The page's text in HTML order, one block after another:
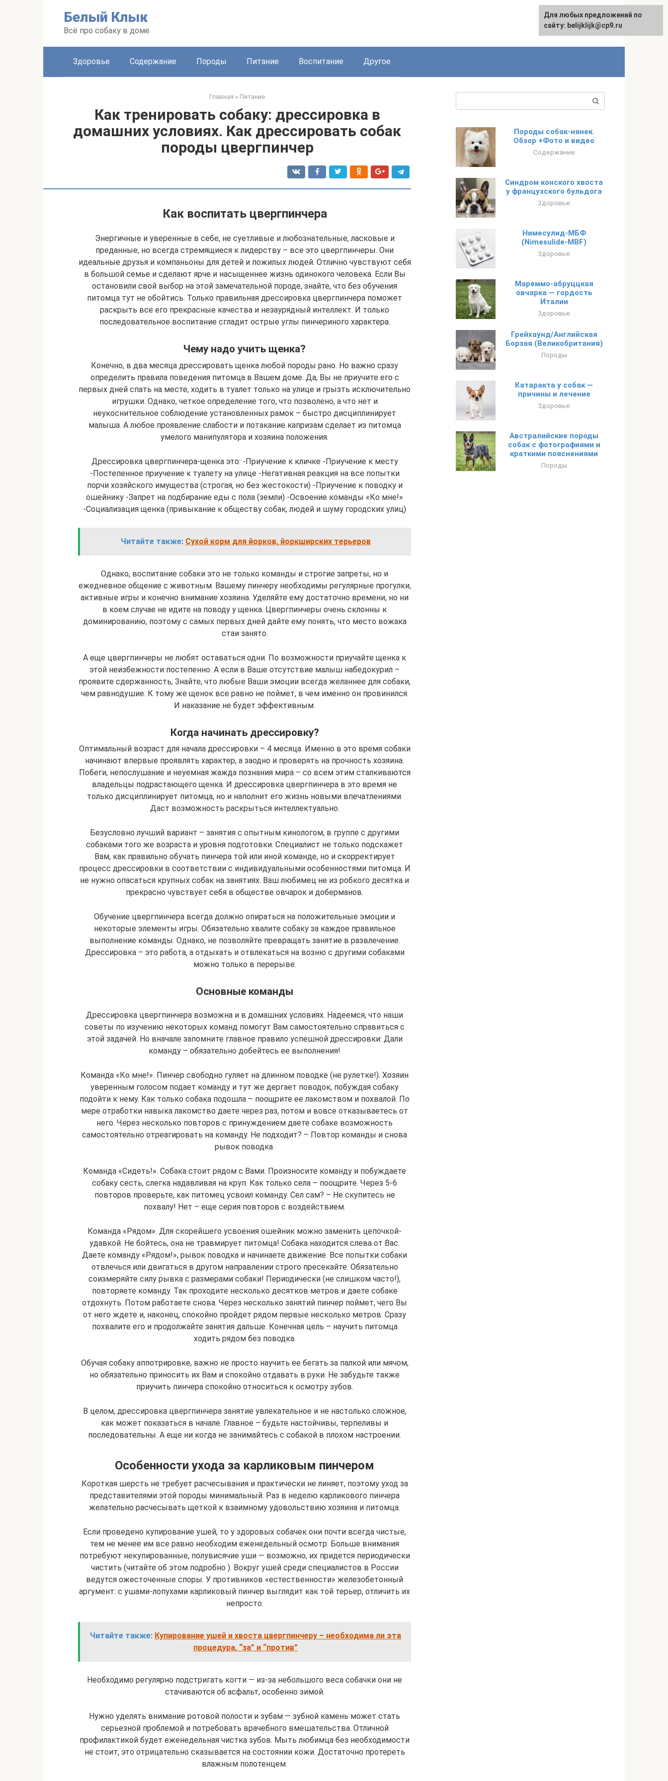
Белый Клык
Всё про собаку в доме
Здоровье Содержание Породы Питание Воспитание Другое
Главная » Питание
Как тренировать собаку: дрессировка в
домашних условиях. Как дрессировать собак
породы цвергпинчер
Как воспитать цвергпинчера
Энергичные и уверенные в себе, не суетливые и любознательные, ласковые и
преданные, но всегда стремящиеся к лидерству – все это цвергпинчеры. Они
идеальные друзья и компаньоны для детей и пожилых людей. Отлично чувствуют себя
в большой семье и сделают ярче и насыщеннее жизнь одинокого человека. Если Вы
остановили свой выбор на этой замечательной породе, знайте, что без обучения
питомца тут не обойтись. Только правильная дрессировка цвергпинчера поможет
раскрыть все его прекрасные качества и незаурядный интеллект. И только
последовательное воспитание сгладит острые углы пинчериного характера.
Чему надо учить щенка?
Конечно, в два месяца дрессировать щенка любой породы рано. Но важно сразу
определить правила поведения питомца в Вашем доме. Да, Вы не приучите его с
первых дней спать на месте, ходить в туалет только на улице и грызть исключительно
игрушки. Однако, четкое определение того, что позволено, а что нет и
неукоснительное соблюдение установленных рамок – быстро дисциплинирует
малыша. А любое проявление слабости и потакание капризам сделает из питомца
умелого манипулятора и хозяина положения.
Дрессировка цвергпинчера-щенка это: -Приучение к кличке -Приучение к месту
-Постепенное приучение к туалету на улице -Негативная реакция на все попытки
порчи хозяйского имущества (строгая, но без жестокости) -Приучение к поводку и
ошейнику -Запрет на подбирание еды с пола (земли) -Освоение команды «Ко мне!»
-Социализация щенка (привыкание к обществу собак, людей и шуму городских улиц)
Читайте также: Сухой корм для йорков, йоркширских терьеров
Однако, воспитание собаки это не только команды и строгие запреты, но и
ежедневное общение с животным. Вашему пинчеру необходимы регулярные прогулки,
активные игры и конечно внимание хозяина. Уделяйте ему достаточно времени, но ни
в коем случае не идите на поводу у щенка. Цвергпинчеры очень склонны к
доминированию, поэтому с самых первых дней дайте ему понять, что место вожака
стаи занято.
А еще цвергпинчеры не любят оставаться одни. По возможности приучайте щенка к
этой неизбежности постепенно. А если в Ваше отсутствие малыш набедокурил –
проявите сдержанность, Знайте, что любые Ваши эмоции всегда желаннее для собаки,
чем равнодушие. К тому же щенок все равно не поймет, в чем именно он провинился.
И наказание не будет эффективным.
Когда начинать дрессировку?
Оптимальный возраст для начала дрессировки – 4 месяца. Именно в это время собаки
начинают впервые проявлять характер, а заодно и проверять на прочность хозяина.
Побеги, непослушание и неуемная жажда познания мира – со всем этим сталкиваются
владельцы подрастающего щенка. И дрессировка цвергпинчера в это время не
только дисциплинирует питомца, но и наполнит его жизнь новыми впечатлениями.
Даст возможность раскрыться интеллектуально.
Безусловно лучший вариант – занятия с опытным кинологом, в группе с другими
собаками того же возраста и уровня подготовки. Специалист не только подскажет
Вам, как правильно обучать пинчера той или иной команде, но и скорректирует
процесс дрессировки в соответствии с индивидуальными особенностями питомца. И
не нужно опасаться крупных собак на занятиях. Ваш любимец не из робкого десятка и
прекрасно чувствует себя в обществе овчарок и доберманов.
Обучение цвергпинчера всегда должно опираться на положительные эмоции и
некоторые элементы игры. Обязательно хвалите собаку за каждое правильное
выполнение команды. Однако, не позволяйте превращать занятие в развлечение.
Дрессировка – это работа, а отдыхать и отвлекаться на возню с другими собаками
можно только в перерыве.
Основные команды
Дрессировка цвергпинчера возможна и в домашних условиях. Надеемся, что наши
советы по изучению некоторых команд помогут Вам самостоятельно справиться с
этой задачей. Но вначале запомните главное правило успешной дрессировки: Дали
команду – обязательно добейтесь ее выполнения!
Команда «Ко мне!». Пинчер свободно гуляет на длинном поводке (не рулетке!). Хозяин
уверенным голосом подает команду и тут же дергает поводок, побуждая собаку
подойти к нему. Как только собака подошла – поощрите ее лакомством и похвалой. По
мере отработки навыка лакомство даете через раз, потом и вовсе отказываетесь от
него. Через несколько повторов с принуждением даете собаке возможность
самостоятельно отреагировать на команду. Не подходит? – Повтор команды и снова
рывок поводка.
Команда «Сидеть!». Собака стоит рядом с Вами. Произносите команду и побуждаете
собаку сесть, слегка надавливая на круп. Как только села – поощрите. Через 5-6
повторов проверьте, как питомец усвоил команду. Сел сам? – Не скупитесь не
похвалу! Нет – еще серия повторов с воздействием.
Команда «Рядом». Для скорейшего усвоения ошейник можно заменить цепочкой-
удавкой. Не бойтесь, она не травмирует питомца! Собака находится слева от Вас.
Даете команду «Рядом!», рывок поводка и начинаете движение. Все попытки собаки
отвлечься или двигаться в другом направлении строго пресекайте. Обязательно
соизмеряйте силу рывка с размерами собаки! Периодически (не слишком часто!),
повторяете команду. Так проходите несколько десятков метров и даете собаке
отдохнуть. Потом работаете снова. Через несколько занятий пинчер поймет, чего Вы
от него ждете и, наконец, спокойно пройдет рядом первые несколько метров. Сразу
похвалите его и продолжайте занятия дальше. Конечная цель – научить питомца
ходить рядом без поводка.
Обучая собаку аппотрировке, важно не просто научить ее бегать за палкой или мячом,
но обязательно приносить их Вам и спокойно отдавать в руки. Не забудьте также
приучить пинчера спокойно относиться к осмотру зубов.
В целом, дрессировка цвергпинчера занятие увлекательное и не настолько сложное,
как может показаться в начале. Главное – будьте настойчивы, терпеливы и
последовательны. А еще ни когда не занимайтесь с собакой в плохом настроении.
Особенности ухода за карликовым пинчером
Короткая шерсть не требует расчесывания и практически не линяет, поэтому уход за
представителями этой породы минимальный. Раз в неделю карликового пинчера
желательно расчесывать щеткой к взаимному удовольствию хозяина и питомца.
Если проведено купирование ушей, то у здоровых собачек они почти всегда чистые,
тем не менее им все равно необходим еженедельный осмотр. Больше внимания
потребуют некупированные, полувисячие уши — возможно, их придется периодически
чистить (читайте об этом подробно ). Вокруг ушей среди специалистов в России
ведутся ожесточенные споры. У противников «естественности» железобетонный
аргумент: с ушами-лопухами карликовый пинчер выглядит как той терьер, отличить их
непросто.
Читайте также: Купирование ушей и хвоста цвергпинчеру – необходима ли эта
процедура, “за” и “против”
Необходимо регулярно подстригать когти — из-за небольшого веса собачки они не
стачиваются об асфальт, особенно зимой.
Нужно уделять внимание ротовой полости и зубам — зубной камень может стать
серьезной проблемой и потребовать врачебного вмешательства. Отличной
профилактикой будет еженедельная чистка зубов. Мыть любимца без необходимости
не стоит, это отрицательно сказывается на состоянии кожи. Достаточно протереть
влажным полотенцем.
Породы собак-нянек.
Обзор +Фото и видео
Содержание
Синдром конского хвоста
у французского бульдога
Здоровье
Нимесулид-МБФ
(Nimesulide-MBF)
Здоровье
Мареммо-абруццкая
овчарка — гордость
Италии
Здоровье
Грейхаунд/Английская
Борзая (Великобритания)
Породы
Катаракта у собак —
причины и лечение
Здоровье
Австралийские породы
собак с фотографиями и
краткими пояснениями
Породы
Для любых предложений по
сайту: belijklijk@cp9.ru